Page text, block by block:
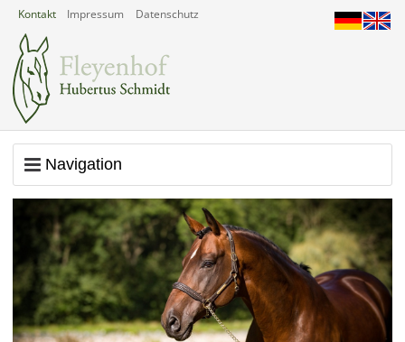
Kontakt Impressum Datenschutz